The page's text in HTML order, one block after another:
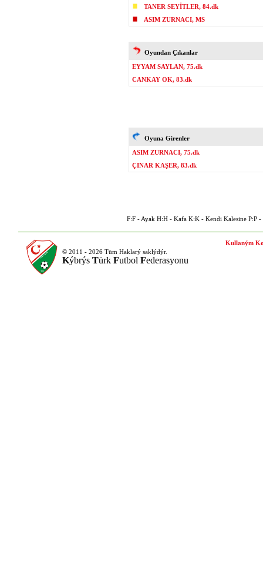
TANER SEYİTLER, 84.dk
ASIM ZURNACI, MS
Oyundan Çıkanlar
EYYAM SAYLAN, 75.dk
CANKAY OK, 83.dk
Oyuna Girenler
ASIM ZURNACI, 75.dk
ÇINAR KAŞER, 83.dk
F:F - Ayak H:H - Kafa K:K - Kendi Kalesine P:P -
© 2011 - 2026 Tüm Haklarý saklýdýr.
Kýbrýs Türk Futbol Federasyonu
Kullaným